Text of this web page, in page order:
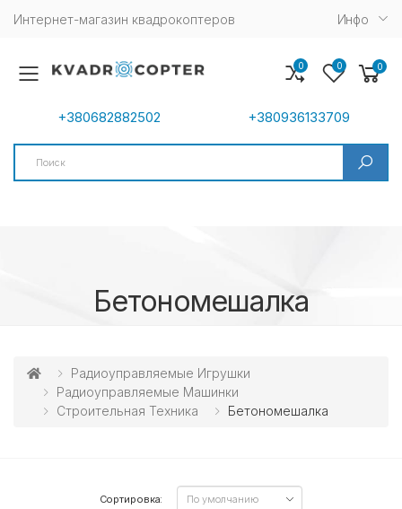
Интернет-магазин квадрокоптеров Инфо
Toggle mobile menu
+380682882502 +380936133709
Search
0 0 0
Бетономешалка
Радиоуправляемые Игрушки
Радиоуправляемые Машинки
Строительная Техника
Бетономешалка
Сортировка: